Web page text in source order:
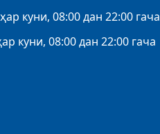
куни, 08:00 дан 22:00 гача
куни, 08:00 дан 22:00 гача